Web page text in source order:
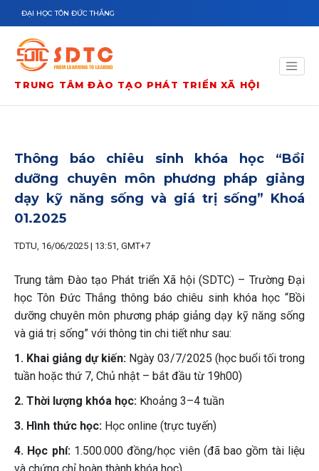
Nhảy đến nội dung
ĐẠI HỌC TÔN ĐỨC THẮNG
TRUNG TÂM ĐÀO TẠO PHÁT TRIỂN XÃ HỘI
Thông báo chiêu sinh khóa học “Bồi
dưỡng chuyên môn phương pháp giảng
dạy kỹ năng sống và giá trị sống” Khoá
01.2025
TDTU, 16/06/2025 | 13:51, GMT+7
Trung tâm Đào tạo Phát triển Xã hội (SDTC) – Trường Đại
học Tôn Đức Thắng thông báo chiêu sinh khóa học “Bồi
dưỡng chuyên môn phương pháp giảng dạy kỹ năng sống
và giá trị sống” với thông tin chi tiết như sau:
1. Khai giảng dự kiến: Ngày 03/7/2025 (học buổi tối trong
tuần hoặc thứ 7, Chủ nhật – bắt đầu từ 19h00)
2. Thời lượng khóa học: Khoảng 3–4 tuần
3. Hình thức học: Học online (trực tuyến)
4. Học phí: 1.500.000 đồng/học viên (đã bao gồm tài liệu